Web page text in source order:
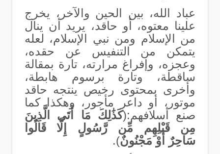
عباد الله، بين الحين والآخر، يخرج
علينا معتوه، أو حاقد، يريد أن ينال
من الإسلام ومن نبي الإسلام، لعله
يتمكن من التنفيس عن حقده،
وعجزه، وإفراغ مرارته، تارة بمقالة
ساقطة، وتارة برسوم هابطة،
وأخرى بمحتوى رخيص ينتجه حاقد
موتور، أو داعر مأجور، وهكذا كما
صنع أسلافهم:(كَذَٰلِكَ مَا أَتَى الَّذِينَ
مِن قَبْلِهِم مِّن رَّسُولٍ إِلَّا قَالُوا
سَاحِرٌ أَوْ مَجْنُونٌ).